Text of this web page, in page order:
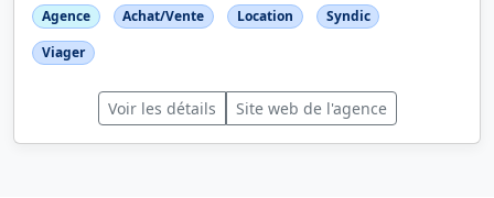
Agence Achat/Vente Location
Syndic
Viager
Voir les détails Site web de l'agence